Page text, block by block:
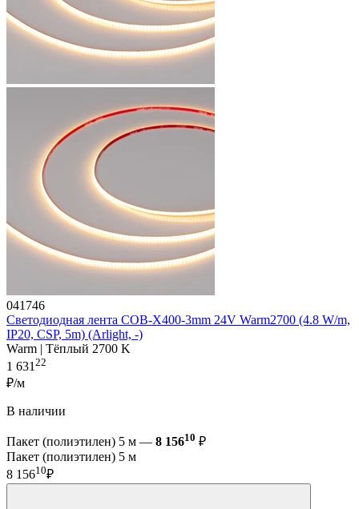
041746
Светодиодная лента COB-X400-3mm 24V Warm2700 (4.8 W/m,
IP20, CSP, 5m) (Arlight, -)
Warm | Тёплый 2700 K
1 631 22
₽/м
В наличии
Пакет (полиэтилен) 5 м — 8 15610 ₽
Пакет (полиэтилен) 5 м
8 15610₽